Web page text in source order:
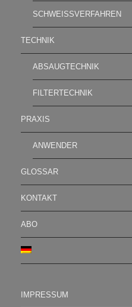
SCHWEISSVERFAHREN
TECHNIK
ABSAUGTECHNIK
FILTERTECHNIK
PRAXIS
ANWENDER
GLOSSAR
KONTAKT
ABO
IMPRESSUM